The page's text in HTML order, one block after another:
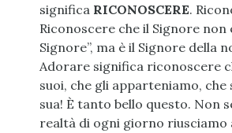
significa RICONOSCERE.
Riconoscere che il Signore non
Signore”, ma è il Signore della
Adorare significa riconoscere
suoi, che gli apparteniamo, che
sua! È tanto bello questo. Non
realtà di ogni giorno riusciamo